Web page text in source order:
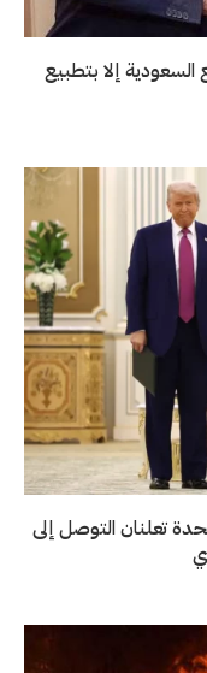
إلا بتطبيع
تعلنان التوصل إلى